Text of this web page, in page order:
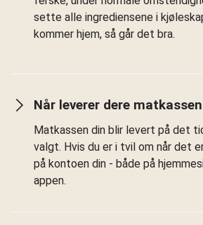
sette alle ingrediensene i
kommer hjem, så går det bra.
Når leverer dere
Matkassen din blir levert på det
valgt. Hvis du er i tvil om når det
på kontoen din - både på
appen.